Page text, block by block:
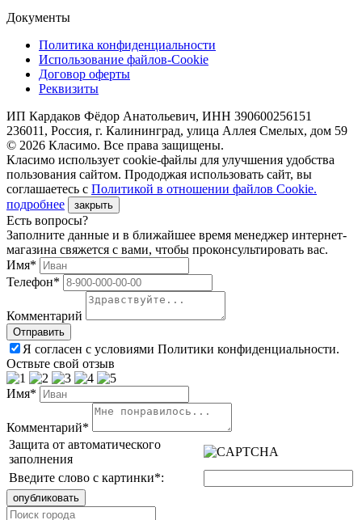
Документы
Политика конфиденциальности
Использование файлов-Cookie
Договор оферты
Реквизиты
ИП Кардаков Фёдор Анатольевич, ИНН 390600256151
236011, Россия, г. Калининград, улица Аллея Смелых, дом 59
© 2026 Класимо. Все права защищены.
Класимо использует cookie-файлы для улучшения удобства
пользования сайтом. Прододжая использовать сайт, вы
соглашаетесь с Политикой в отношении файлов Сookie.
подробнее
закрыть
Есть вопросы?
Заполните данные и в ближайшее время менеджер интернет-
магазина свяжется с вами, чтобы проконсультировать вас.
Имя*
Телефон*
Комментарий
Я согласен с условиями Политики конфиденциальности.
Оствьте свой отзыв
Имя*
Комментарий*
Защита от автоматического
заполнения
Введите слово с картинки*: